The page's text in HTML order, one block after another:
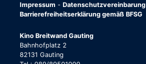
Impressum - Datenschutzvereinbarung
Barrierefreiheitserklärung gemäß BFSG
Kino Breitwand Gauting
Bahnhofplatz 2
82131 Gauting